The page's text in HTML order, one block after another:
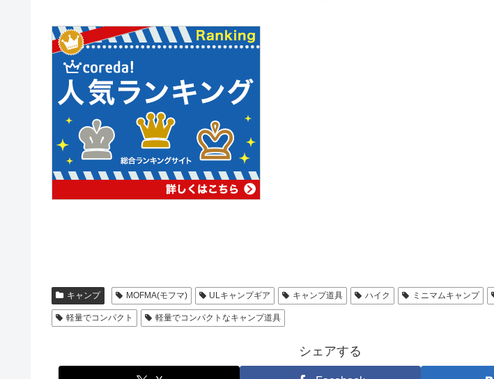
キャンプ MOFMA(モフマ) ULキャンプギア キャンプ道具 ハイク ミニマムキャンプ
軽量でコンパクト 軽量でコンパクトなキャンプ道具
シェアする